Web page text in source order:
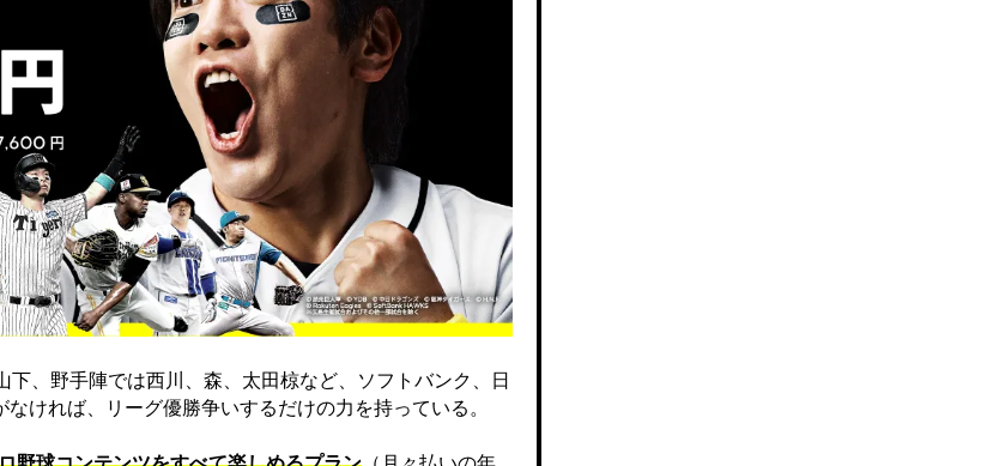
、野手陣では西川、森、太田椋など、ソフトバンク、日
ければ、リーグ優勝争いするだけの力を持っている。